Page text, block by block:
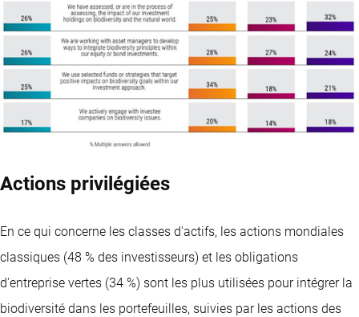
Actions privilégiées
En ce qui concerne les classes d'actifs, les actions mondiales
classiques (48 % des investisseurs) et les obligations
d'entreprise vertes (34 %) sont les plus utilisées pour intégrer la
biodiversité dans les portefeuilles, suivies par les actions des